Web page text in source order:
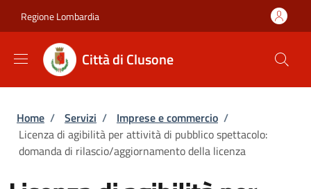
Regione Lombardia
Città di Clusone
Briciole di pane
Home / Servizi / Imprese e commercio /
Licenza di agibilità per attività di pubblico spettacolo:
domanda di rilascio/aggiornamento della licenza